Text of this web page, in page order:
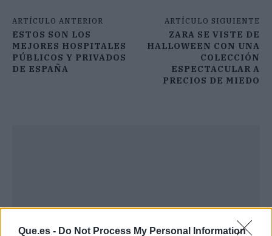
Que.es - Do Not Process My Personal Information
ARTÍCULO ANTERIOR
ESTOS SON LOS
MEJORES HOSPITALES
PÚBLICOS Y PRIVADOS
DE ESPAÑA
ARTÍCULO SIGUIENTE
ZARA SE VISTE DE
HALLOWEEN CON UNA
COLECCIÓN
ESPECTACULAR A
PRECIOS DE MIEDO